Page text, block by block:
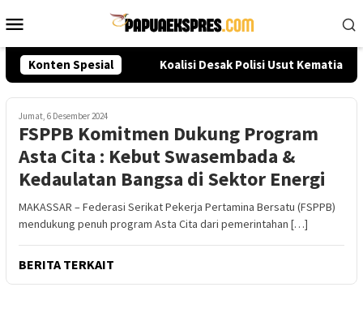
ke
Mobile
Konten Spesial
Akpol 2026 Koalisi Desak Polisi Usut Kematian
Jumat, 6 Desember 2024
FSPPB Komitmen Dukung Program
Asta Cita : Kebut Swasembada &
Kedaulatan Bangsa di Sektor Energi
MAKASSAR – Federasi Serikat Pekerja Pertamina Bersatu (FSPPB)
mendukung penuh program Asta Cita dari pemerintahan […]
BERITA TERKAIT